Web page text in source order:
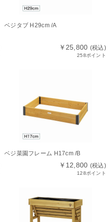
ベジタブ H29cm /A
￥25,800 (税込)
258ポイント
ベジ菜園フレーム H17cm /B
￥12,800 (税込)
128ポイント